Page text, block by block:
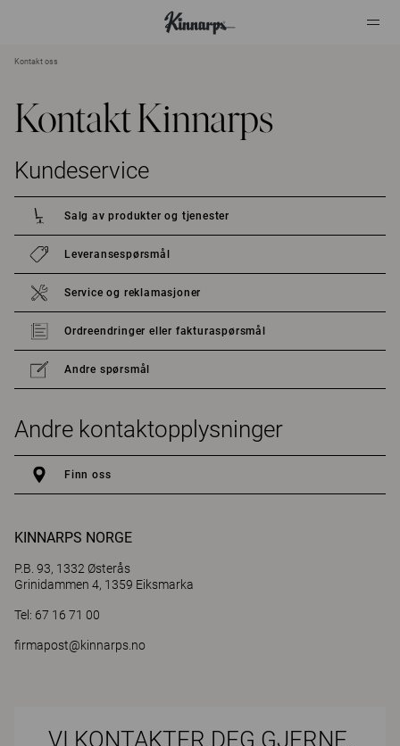
Kontakt oss
Kontakt Kinnarps
Kundeservice
Salg av produkter og tjenester
Leveransespørsmål
Service og reklamasjoner
Ordreendringer eller fakturaspørsmål
Andre spørsmål
Andre kontaktopplysninger
Finn oss
KINNARPS NORGE
P.B. 93, 1332 Østerås
Grinidammen 4, 1359 Eiksmarka
Tel: 67 16 71 00
firmapost@kinnarps.no
VI KONTAKTER DEG GJERNE.